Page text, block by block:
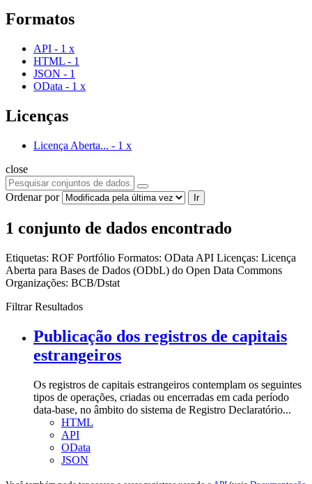
Formatos
API - 1 x
HTML - 1
JSON - 1
OData - 1 x
Licenças
Licença Aberta... - 1 x
close
Ordenar por Ir
1 conjunto de dados encontrado
Etiquetas: ROF Portfólio Formatos: OData API Licenças: Licença
Aberta para Bases de Dados (ODbL) do Open Data Commons
Organizações: BCB/Dstat
Filtrar Resultados
Publicação dos registros de capitais
estrangeiros
Os registros de capitais estrangeiros contemplam os seguintes
tipos de operações, criadas ou encerradas em cada período
data-base, no âmbito do sistema de Registro Declaratório...
HTML
API
OData
JSON